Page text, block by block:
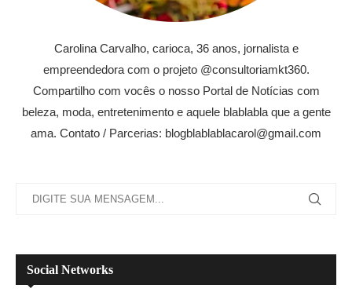
Carolina Carvalho, carioca, 36 anos, jornalista e
empreendedora com o projeto @consultoriamkt360.
Compartilho com vocês o nosso Portal de Notícias com
beleza, moda, entretenimento e aquele blablabla que a gente
ama. Contato / Parcerias: blogblablablacarol@gmail.com
Social Networks